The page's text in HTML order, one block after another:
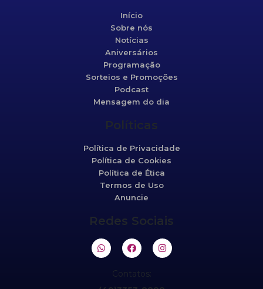
Início
Sobre nós
Notícias
Aniversários
Programação
Sorteios e Promoções
Podcast
Mensagem do dia
Políticas
Política de Privacidade
Política de Cookies
Política de Ética
Termos de Uso
Anuncie
Redes Sociais
Contatos: